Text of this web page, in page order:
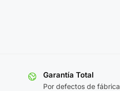
Garantía Total
Por defectos de fábrica